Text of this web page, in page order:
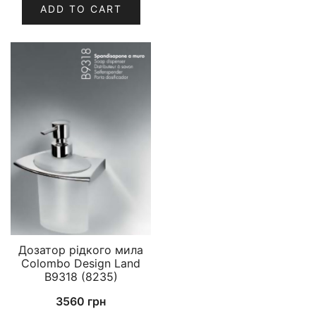
ADD TO CART
Дозатор рідкого мила
Colombo Design Land
B9318 (8235)
3560 грн